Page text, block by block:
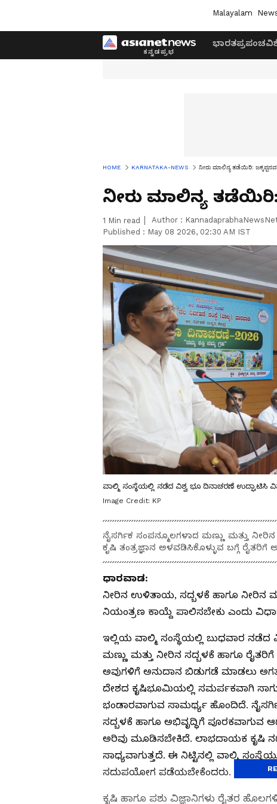
Malayalam
ಭಾರತಪ್ರಪಂಚ
HOME KARNATAKA-NEWS ನೀರು ಮಾಲಿನ್ಯ ತಡೆಯಿರಿ:
ನೀರು ಮಾಲಿನ್ಯ ತಡೆಯಿರಿ:
1 Min read Author :
Published : May 08 2026, 02:30 AM IST
ವಾಲ್ಮಿ ಸಂಸ್ಥೆಯಲ್ಲಿ ನಡೆದ ವಿಶ್ವ ಭೂ ದಿನಾಚರಣೆ ಉದ್ಘಾಟಿಸಿ
Image Credit: KP
ನೈಸರ್ಗಿಕ ಸಂಪನ್ಮೂಲಗಳಾದ ಮಣ್ಣು ಮತ್ತು
ಕೃಷಿ ತಂತ್ರಜ್ಞಾನ ಅಳವಡಿಸಿಕೊಳ್ಳುವ ಬಗ್ಗೆ
ಧಾರವಾಡ:
ನೀರಿನ ಉಳಿತಾಯ, ಸದ್ಬಳಕೆ ಹಾಗೂ ನೀರಿನ
ನಿಯಂತ್ರಣ ಕಾಯ್ದೆ ಪಾಲಿಸಬೇಕು ಎಂದು
ಇಲ್ಲಿಯ ವಾಲ್ಮಿ ಸಂಸ್ಥೆಯಲ್ಲಿ ಬುಧವಾರ ನಡೆದ
ಮಣ್ಣು ಮತ್ತು ನೀರಿನ ಸದ್ಬಳಕೆ ಹಾಗೂ
ಅವುಗಳಿಗೆ ಅನುದಾನ ಬಿಡುಗಡೆ ಮಾಡಲು
ದೇಶದ ಕೃಷಿಭೂಮಿಯಲ್ಲಿ ಸಮರ್ಪಕವಾಗಿ
ಭಂಡಾರವಾಗುವ ಸಾಮರ್ಥ್ಯ ಹೊಂದಿದೆ.
ಸದ್ಬಳಕೆ ಹಾಗೂ ಅಭಿವೃದ್ಧಿಗೆ ಪೂರಕವಾಗುವ
ಅರಿವು ಮೂಡಿಸಬೇಕಿದೆ. ಲಾಭದಾಯಕ ಕೃಷಿ
ಸಾಧ್ಯವಾಗುತ್ತದೆ. ಈ ನಿಟ್ಟಿನಲ್ಲಿ ವಾಲ್ಮಿ
ಸದುಪಯೋಗ ಪಡೆಯಬೇಕೆಂದರು.
ಕೃಷಿ ಹಾಗೂ ಪಶು ವಿಜ್ಞಾನಿಗಳು ರೈತರ